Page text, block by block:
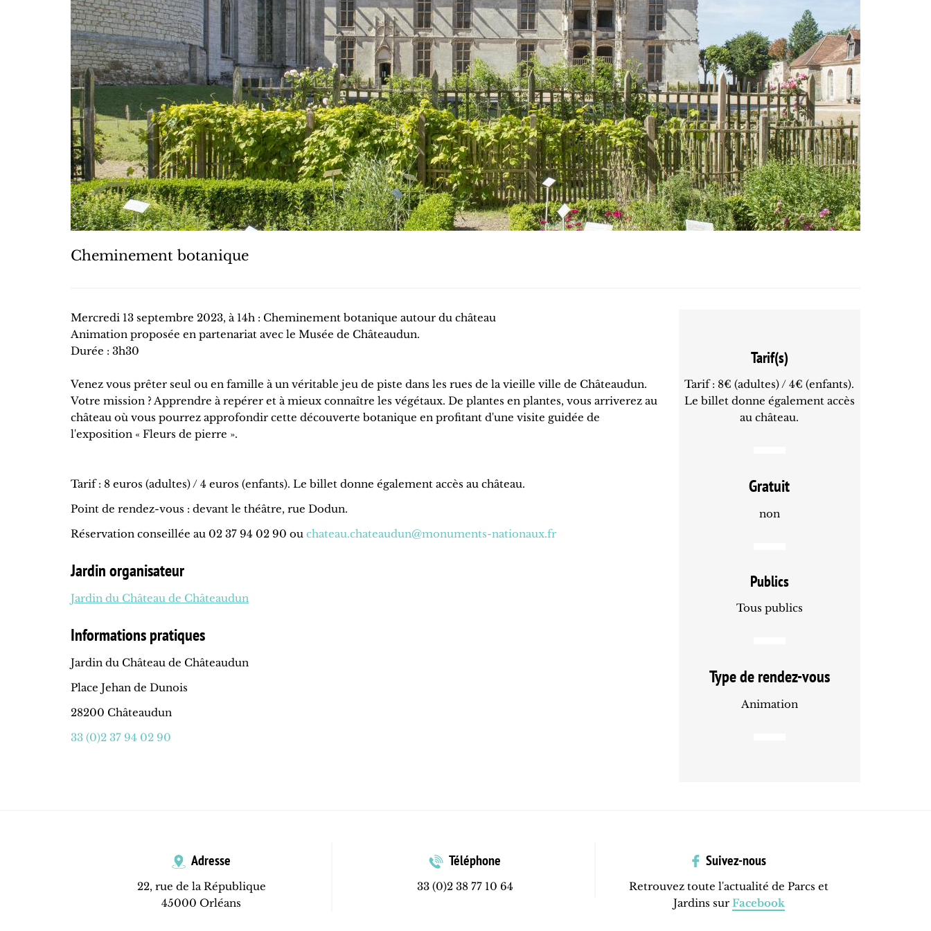
Cheminement botanique
Mercredi 13 septembre 2023, à 14h : Cheminement botanique autour du château
Animation proposée en partenariat avec le Musée de Châteaudun.
Durée : 3h30
Venez vous prêter seul ou en famille à un véritable jeu de piste dans les rues de la vieille ville de Châteaudun.
Votre mission ? Apprendre à repérer et à mieux connaître les végétaux. De plantes en plantes, vous arriverez au
château où vous pourrez approfondir cette découverte botanique en profitant d'une visite guidée de
l'exposition « Fleurs de pierre ».
Tarif : 8 euros (adultes) / 4 euros (enfants). Le billet donne également accès au château.
Point de rendez-vous : devant le théâtre, rue Dodun.
Réservation conseillée au 02 37 94 02 90 ou chateau.chateaudun@monuments-nationaux.fr
Jardin organisateur
Jardin du Château de Châteaudun
Informations pratiques
Jardin du Château de Châteaudun
Place Jehan de Dunois
28200 Châteaudun
33 (0)2 37 94 02 90
Tarif(s)
Tarif : 8€ (adultes) / 4€ (enfants).
Le billet donne également accès
au château.
Gratuit
non
Publics
Tous publics
Type de rendez-vous
Animation
Adresse
22, rue de la République
45000 Orléans
Téléphone
33 (0)2 38 77 10 64
Suivez-nous
Retrouvez toute l'actualité de Parcs et
Jardins sur Facebook